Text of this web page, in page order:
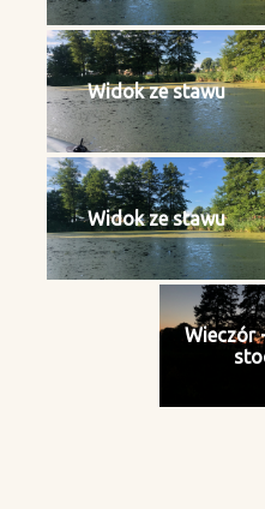
Widok ze stawu
Widok ze stawu
Wieczór